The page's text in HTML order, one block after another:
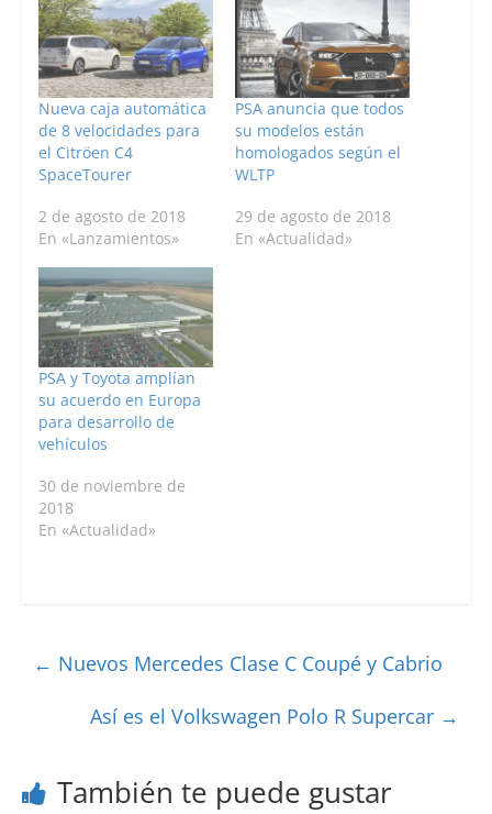
Nueva caja automática
de 8 velocidades para
el Citröen C4
SpaceTourer
2 de agosto de 2018
En «Lanzamientos»
PSA anuncia que todos
su modelos están
homologados según el
WLTP
29 de agosto de 2018
En «Actualidad»
PSA y Toyota amplían
su acuerdo en Europa
para desarrollo de
vehículos
30 de noviembre de
2018
En «Actualidad»
← Nuevos Mercedes Clase C Coupé y Cabrio
Así es el Volkswagen Polo R Supercar →
También te puede gustar